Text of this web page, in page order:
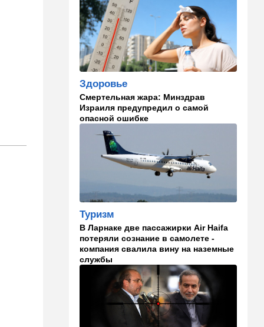
проливу почти
договорились, но Израиль и
США могут сорвать
соглашение
21:39 Мнения
Марокканские военные
копируют опыт израильских
коллег
21:28 Выборы в Израиле
От Нетаниягу - к Либерману:
Дан Илуз присоединился к
НДИ
Грузия во тьме: столица
страны парализована
20:54 Израиль
Замир побывал в Газе и
сделал заявления, которые
не понравятся в Вашингтоне
В мире
В Москве после взрыва в
ресторане Balzi Rossi тайно
похоронили генерала
Здоровье
Смертельная жара: Минздрав
Израиля предупредил о самой
опасной ошибке
Туризм
В Ларнаке две пассажирки Air Haifa
потеряли сознание в самолете -
компания свалила вину на наземные
службы